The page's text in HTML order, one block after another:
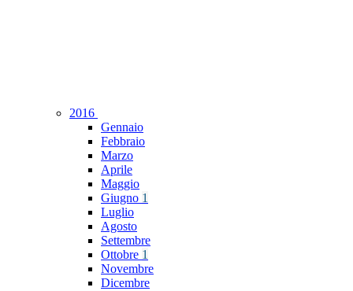
2016
Gennaio
Febbraio
Marzo
Aprile
Maggio
Giugno 1
Luglio
Agosto
Settembre
Ottobre 1
Novembre
Dicembre